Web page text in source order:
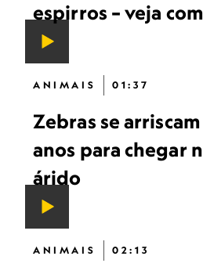
espirros – veja
ANIMAIS 01:37
Zebras se
anos para chegar
árido
ANIMAIS 02:13